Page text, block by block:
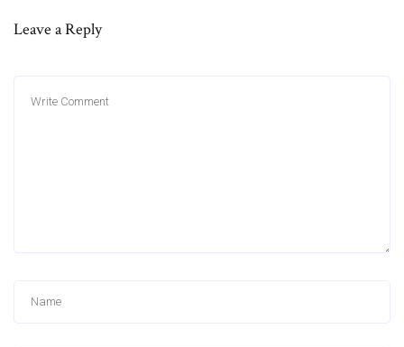
Leave a Reply